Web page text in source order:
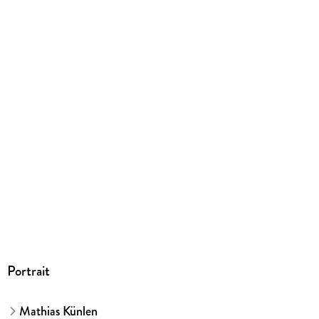
Portrait
Mathias Künlen